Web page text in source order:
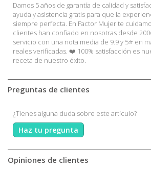
Damos 5 años de garantía de calidad y
ayuda y asistencia gratis para que la
siempre perfecta. En Factor Mujer te
clientes han confiado en nosotras desde
servicio con una nota media de 9.9 y 5⭐ en
reales verificadas. ❤️ 100% satisfacción es
receta de nuestro éxito.
Preguntas de clientes
¿Tienes alguna duda sobre este artículo?
Haz tu pregunta
Opiniones de clientes